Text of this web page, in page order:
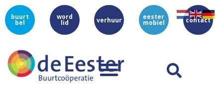
buurt
bel
word
lid verhuur eester
mobiel contact